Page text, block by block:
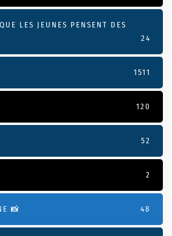
LES JEUNES PENSENT DES
24
1511
120
52
2
📸 48